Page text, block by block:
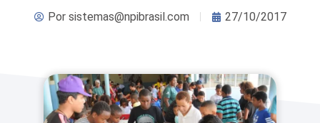
Porsistemas@npibrasil.com 27/10/2017